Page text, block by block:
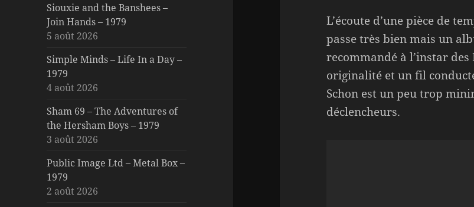
Siouxie and the Banshees –
Join Hands – 1979
5 août 2026
Simple Minds – Life In a Day –
1979
4 août 2026
Sham 69 – The Adventures of
the Hersham Boys – 1979
3 août 2026
Public Image Ltd – Metal Box –
1979
2 août 2026
L’écoute d’une pièce de
passe très bien mais un
recommandé à l’instar
originalité et un fil
Schon est un peu trop
déclencheurs.